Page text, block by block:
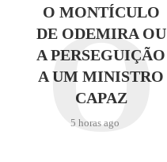
O MONTÍCULO
DE ODEMIRA OU
A PERSEGUIÇÃO
A UM MINISTRO
CAPAZ
5 horas ago
O